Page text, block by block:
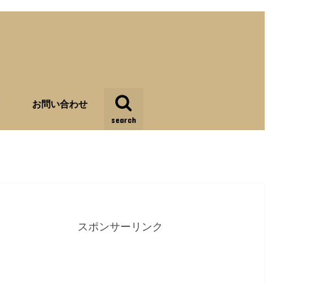
search
お問い合わせ
スポンサーリンク